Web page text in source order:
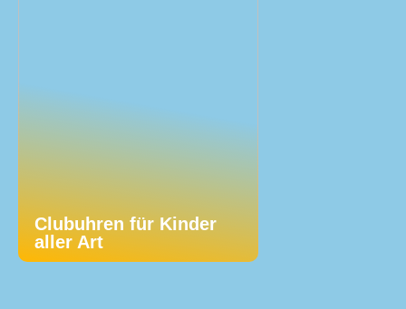
Clubuhren für Kinder
aller Art